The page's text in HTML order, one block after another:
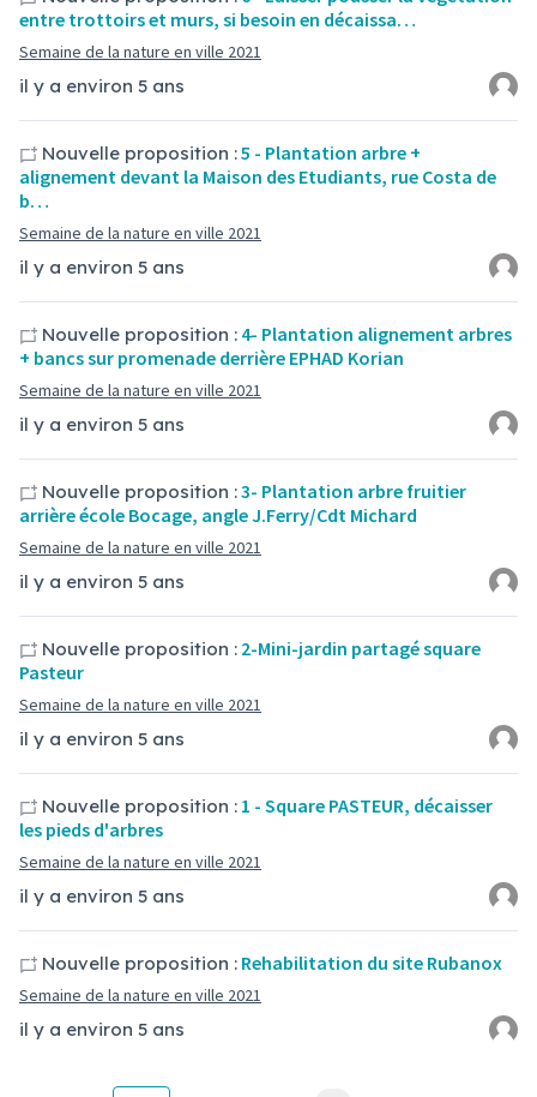
il y a environ 5 ans
entre trottoirs et murs, si besoin en décaissa…
Semaine de la nature en ville 2021
il y a environ 5 ans
Nouvelle proposition :5 - Plantation arbre +
alignement devant la Maison des Etudiants, rue Costa de
b…
Semaine de la nature en ville 2021
il y a environ 5 ans
Nouvelle proposition : 4- Plantation alignement arbres
+ bancs sur promenade derrière EPHAD Korian
Semaine de la nature en ville 2021
il y a environ 5 ans
Nouvelle proposition :3- Plantation arbre fruitier
arrière école Bocage, angle J.Ferry/Cdt Michard
Semaine de la nature en ville 2021
il y a environ 5 ans
Nouvelle proposition : 2-Mini-jardin partagé square
Pasteur
Semaine de la nature en ville 2021
il y a environ 5 ans
Nouvelle proposition : 1 - Square PASTEUR, décaisser
les pieds d'arbres
Semaine de la nature en ville 2021
il y a environ 5 ans
Nouvelle proposition : Rehabilitation du site Rubanox
Semaine de la nature en ville 2021